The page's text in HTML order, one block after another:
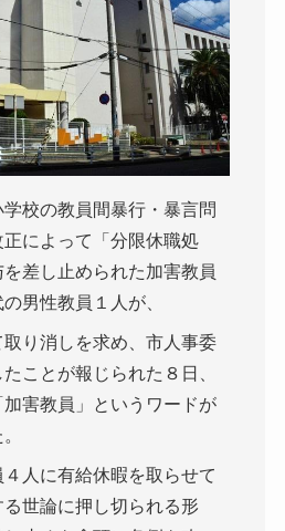
校の教員間暴行・暴言問
によって「分限休職処
差し止められた加害教員
男性教員１人が、
り消しを求め、市人事委
ことが報じられた８日、
害教員」というワードが
人に有給休暇を取らせて
世論に押し切られる形